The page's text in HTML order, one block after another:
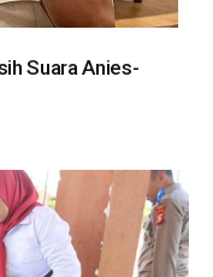
Suara Anies-